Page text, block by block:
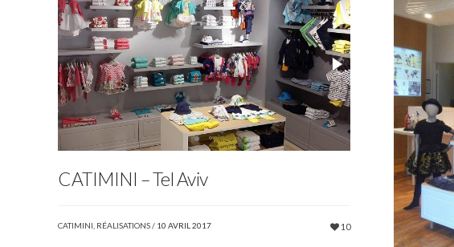
CATIMINI – Tel Aviv
CATIMINI RÉALISATIONS/ 10 AVRIL 2017 10